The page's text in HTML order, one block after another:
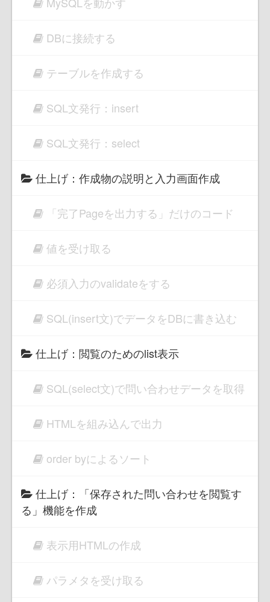
DBに接続する
テーブルを作成する
SQL文発行：insert
SQL文発行：select
仕上げ：作成物の説明と入力画面作成
「完了Pageを出力する」だけのコード
値を受け取る
必須入力のvalidateをする
SQL(insert文)でデータをDBに書き込む
仕上げ：閲覧のためのlist表示
SQL(select文)で問い合わせデータを取得
HTMLを組み込んで出力
order byによるソート
仕上げ：「保存された問い合わせを閲覧す
る」機能を作成
表示用HTMLの作成
パラメタを受け取る